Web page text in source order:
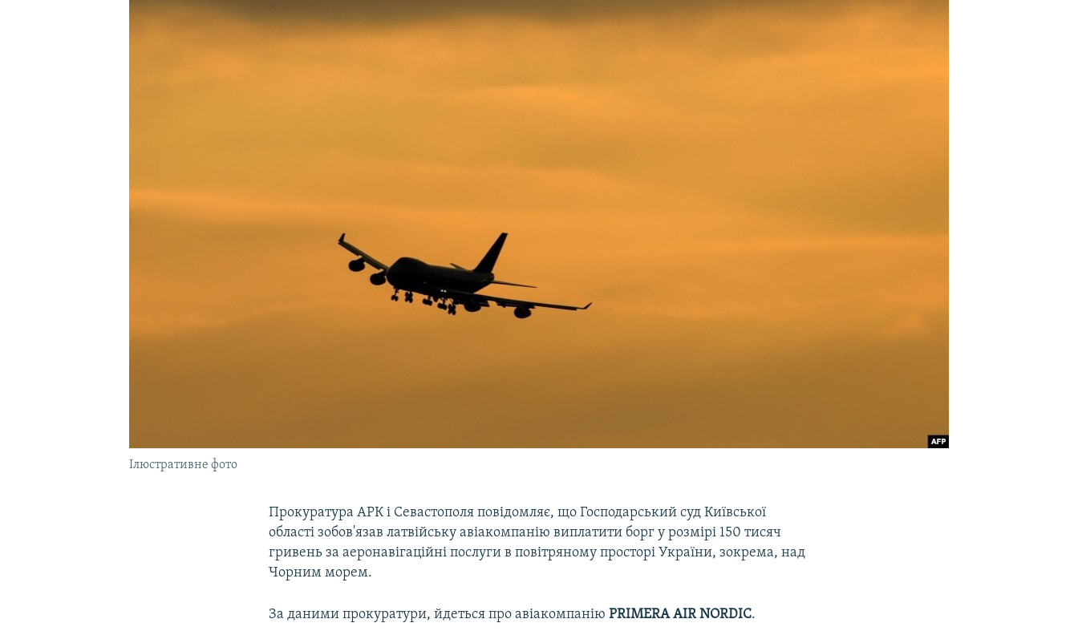
Ілюстративне фото
Прокуратура АРК і Севастополя повідомляє, що Господарський суд Київської
області зобов'язав латвійську авіакомпанію виплатити борг у розмірі 150 тисяч
гривень за аеронавігаційні послуги в повітряному просторі України, зокрема, над
Чорним морем.
За даними прокуратури, йдеться про авіакомпаніюPRIMERA AIR NORDIC.